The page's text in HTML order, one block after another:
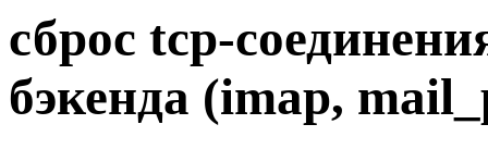
сброс tcp-
бэкенда (imap,